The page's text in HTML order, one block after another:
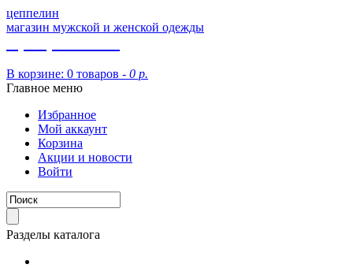
цеппелин
магазин мужской и женской одежды
В корзине: 0 товаров - 0 р.
Главное меню
Избранное
Мой аккаунт
Корзина
Акции и новости
Войти
Разделы каталога